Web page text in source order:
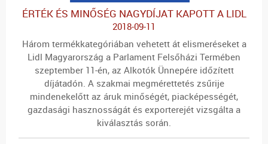
ÉRTÉK ÉS MINŐSÉG NAGYDÍJAT KAPOTT A LIDL
2018-09-11
Három termékkategóriában vehetett át elismeréseket a
Lidl Magyarország a Parlament Felsőházi Termében
szeptember 11-én, az Alkotók Ünnepére időzített
díjátadón. A szakmai megmérettetés zsűrije
mindenekelőtt az áruk minőségét, piacképességét,
gazdasági hasznosságát és exporterejét vizsgálta a
kiválasztás során.